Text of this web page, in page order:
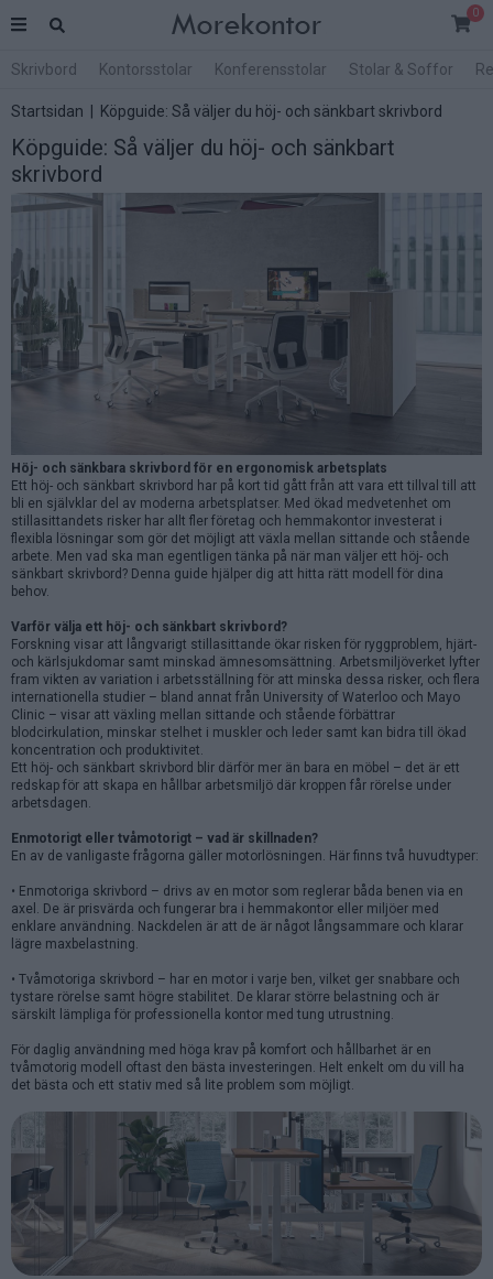
0
Skrivbord Kontorsstolar Konferensstolar Stolar & Soffor
Startsidan Köpguide: Så väljer du höj- och sänkbart skrivbord
Köpguide: Så väljer du höj- och sänkbart
skrivbord
Höj- och sänkbara skrivbord för en ergonomisk arbetsplats
Ett höj- och sänkbart skrivbord har på kort tid gått från att vara ett tillval till att
bli en självklar del av moderna arbetsplatser. Med ökad medvetenhet om
stillasittandets risker har allt fler företag och hemmakontor investerat i
flexibla lösningar som gör det möjligt att växla mellan sittande och stående
arbete. Men vad ska man egentligen tänka på när man väljer ett höj- och
sänkbart skrivbord? Denna guide hjälper dig att hitta rätt modell för dina
behov.
Varför välja ett höj- och sänkbart skrivbord?
Forskning visar att långvarigt stillasittande ökar risken för ryggproblem, hjärt-
och kärlsjukdomar samt minskad ämnesomsättning. Arbetsmiljöverket lyfter
fram vikten av variation i arbetsställning för att minska dessa risker, och flera
internationella studier – bland annat från University of Waterloo och Mayo
Clinic – visar att växling mellan sittande och stående förbättrar
blodcirkulation, minskar stelhet i muskler och leder samt kan bidra till ökad
koncentration och produktivitet.
Ett höj- och sänkbart skrivbord blir därför mer än bara en möbel – det är ett
redskap för att skapa en hållbar arbetsmiljö där kroppen får rörelse under
arbetsdagen.
Enmotorigt eller tvåmotorigt – vad är skillnaden?
En av de vanligaste frågorna gäller motorlösningen. Här finns två huvudtyper:
• Enmotoriga skrivbord – drivs av en motor som reglerar båda benen via en
axel. De är prisvärda och fungerar bra i hemmakontor eller miljöer med
enklare användning. Nackdelen är att de är något långsammare och klarar
lägre maxbelastning.
• Tvåmotoriga skrivbord – har en motor i varje ben, vilket ger snabbare och
tystare rörelse samt högre stabilitet. De klarar större belastning och är
särskilt lämpliga för professionella kontor med tung utrustning.
För daglig användning med höga krav på komfort och hållbarhet är en
tvåmotorig modell oftast den bästa investeringen. Helt enkelt om du vill ha
det bästa och ett stativ med så lite problem som möjligt.